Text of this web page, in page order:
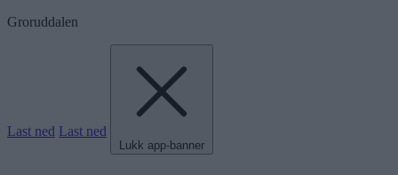
Groruddalen
Last ned Last ned
Lukk app-banner